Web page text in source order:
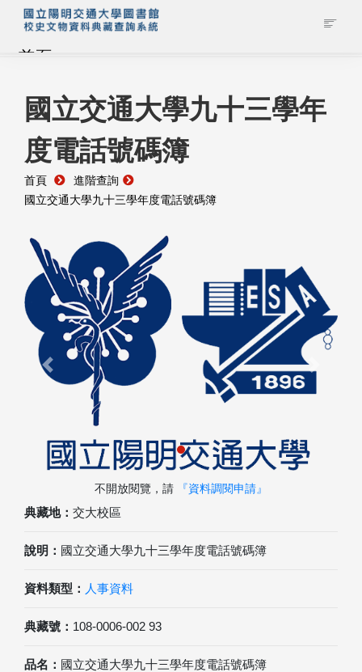
首頁
藏品查詢
校史館簡介
藏品清單全覽
資料調閱申請
管理者登入
國立交通大學九十三學年
度電話號碼簿
首頁
進階查詢
國立交通大學九十三學年度電話號碼簿
典藏地： 交大校區
說明： 國立交通大學九十三學年度電話號碼簿
資料類型： 人事資料
典藏號： 108-0006-002 93
品名： 國立交通大學九十三學年度電話號碼簿
Previous Next
不開放閱覽，請 『資料調閱申請』